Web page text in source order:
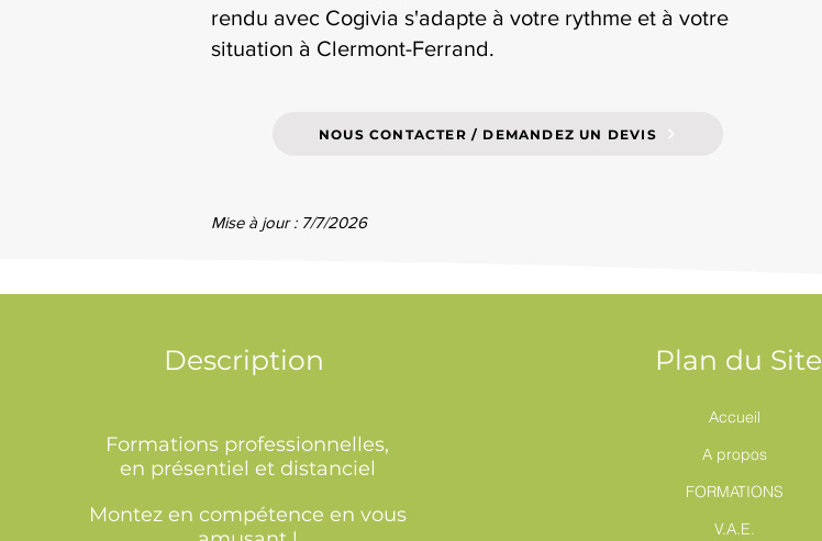
rendu avec Cogivia s'adapte à votre rythme et à votre
situation à Clermont-Ferrand.
NOUS CONTACTER / DEMANDEZ UN DEVIS
Mise à jour : 7/7/2026
Description
Formations professionnelles,
en présentiel et distanciel
Montez en compétence en vous
Plan du Site
Accueil
A propos
FORMATIONS
V.A.E.